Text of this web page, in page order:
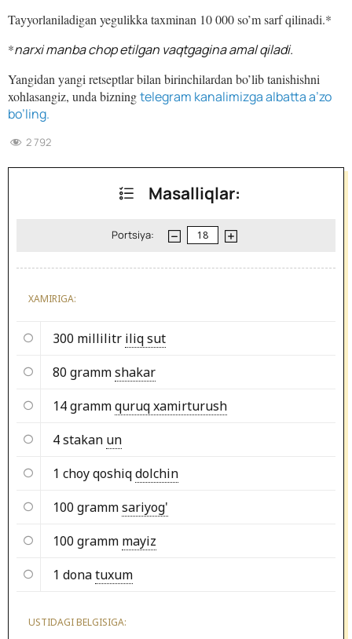
Tayyorlaniladigan yegulikka taxminan 10 000 so’m sarf qilinadi.*
*narxi manba chop etilgan vaqtgagina amal qiladi.
Yangidan yangi retseptlar bilan birinchilardan bo’lib tanishishni
xohlasangiz, unda bizningtelegram kanalimizga albatta a’zo
bo’ling.
2 792
Masalliqlar:
Portsiya:
XAMIRIGA:
300 millilitr iliq sut
80 grammshakar
14 grammquruq xamirturush
4 stakan un
1 choy qoshiqdolchin
100 grammsariyog'
100 gramm mayiz
1 donatuxum
USTIDAGI BELGISIGA: